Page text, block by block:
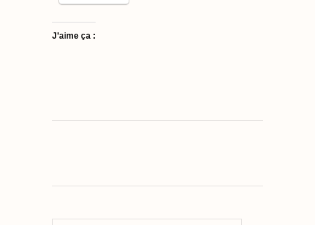
J’aime ça :